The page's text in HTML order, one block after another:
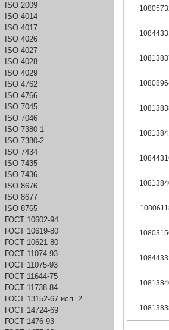
ISO 2009
ISO 4014
ISO 4017
ISO 4026
ISO 4027
ISO 4028
ISO 4029
ISO 4762
ISO 4766
ISO 7045
ISO 7046
ISO 7380-1
ISO 7380-2
ISO 7434
ISO 7435
ISO 7436
ISO 8676
ISO 8677
ISO 8765
ГОСТ 10602-94
ГОСТ 10619-80
ГОСТ 10621-80
ГОСТ 11074-93
ГОСТ 11075-93
ГОСТ 11644-75
ГОСТ 11738-84
ГОСТ 13152-67 исп. 2
ГОСТ 14724-69
ГОСТ 1476-93